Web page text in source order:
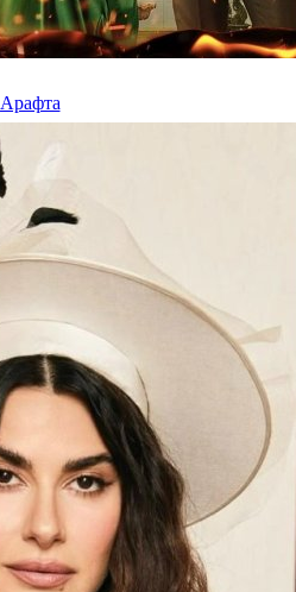
Арафта